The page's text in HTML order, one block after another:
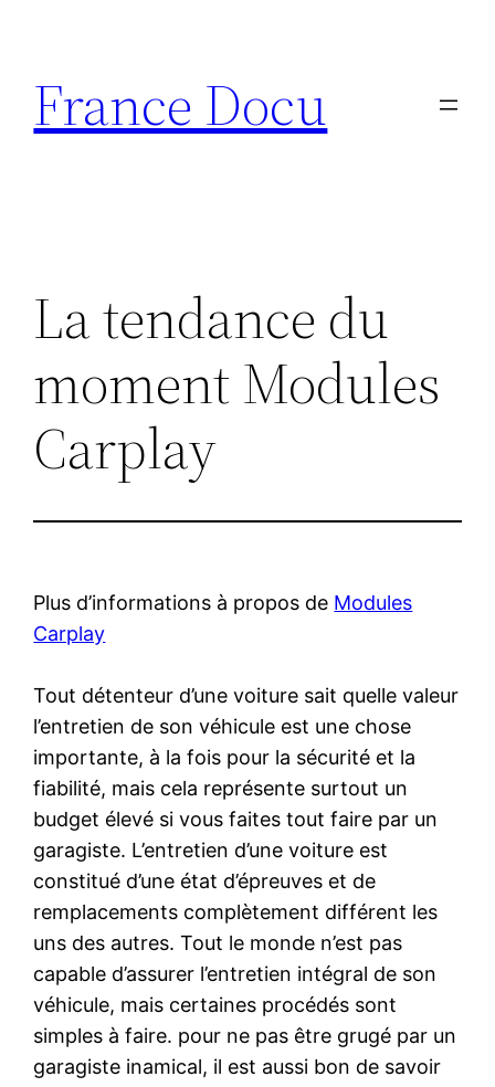
contenu
France Docu
La tendance du
moment Modules
Carplay
Plus d’informations à propos de Modules
Carplay
Tout détenteur d’une voiture sait quelle valeur
l’entretien de son véhicule est une chose
importante, à la fois pour la sécurité et la
fiabilité, mais cela représente surtout un
budget élevé si vous faites tout faire par un
garagiste. L’entretien d’une voiture est
constitué d’une état d’épreuves et de
remplacements complètement différent les
uns des autres. Tout le monde n’est pas
capable d’assurer l’entretien intégral de son
véhicule, mais certaines procédés sont
simples à faire. pour ne pas être grugé par un
garagiste inamical, il est aussi bon de savoir